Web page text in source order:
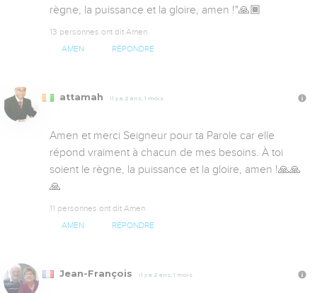
règne, la puissance et la gloire, amen !"🙏🏾
13 personnes ont dit Amen
AMEN RÉPONDRE
attamah Il y a 2 ans, 1 mois
Amen et merci Seigneur pour ta Parole car elle
répond vraiment à chacun de mes besoins. À toi
soient le règne, la puissance et la gloire, amen !🙏🙏
🙏
11 personnes ont dit Amen
AMEN RÉPONDRE
Jean-François Il y a 2 ans, 1 mois